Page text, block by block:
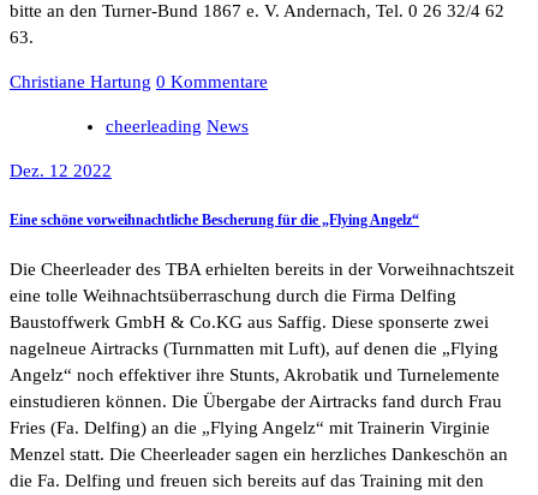
bitte an den Turner-Bund 1867 e. V. Andernach, Tel. 0 26 32/4 62
63.
Christiane Hartung 0 Kommentare
cheerleading News
Dez. 12 2022
Eine schöne vorweihnachtliche Bescherung für die „Flying Angelz“
Die Cheerleader des TBA erhielten bereits in der Vorweihnachtszeit
eine tolle Weihnachtsüberraschung durch die Firma Delfing
Baustoffwerk GmbH & Co.KG aus Saffig. Diese sponserte zwei
nagelneue Airtracks (Turnmatten mit Luft), auf denen die „Flying
Angelz“ noch effektiver ihre Stunts, Akrobatik und Turnelemente
einstudieren können. Die Übergabe der Airtracks fand durch Frau
Fries (Fa. Delfing) an die „Flying Angelz“ mit Trainerin Virginie
Menzel statt. Die Cheerleader sagen ein herzliches Dankeschön an
die Fa. Delfing und freuen sich bereits auf das Training mit den